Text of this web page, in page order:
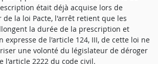
était déjà acquise lors de
de la loi Pacte, l'arrêt retient que les
la durée de la prescription et
expresse de l'article 124, III, de cette loi ne
une volonté du législateur de déroger
l'article 2222 du code civil.